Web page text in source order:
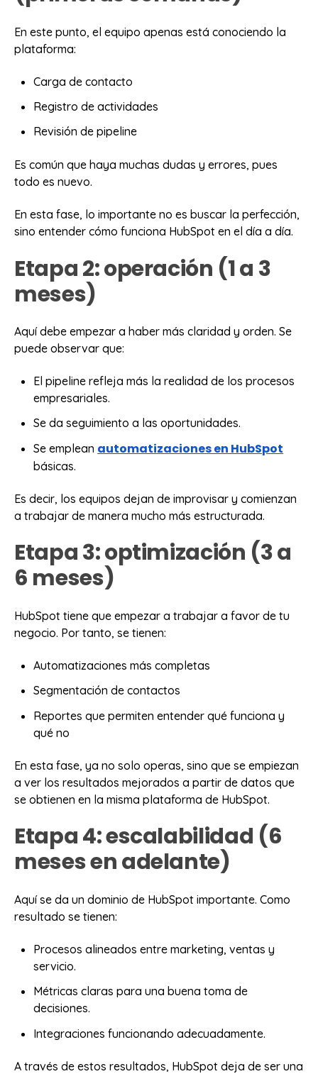
En este punto, el equipo apenas está conociendo la
plataforma:
Carga de contacto
Registro de actividades
Revisión de pipeline
Es común que haya muchas dudas y errores, pues
todo es nuevo.
En esta fase, lo importante no es buscar la perfección,
sino entender cómo funciona HubSpot en el día a día.
Etapa 2: operación (1 a 3
meses)
Aquí debe empezar a haber más claridad y orden. Se
puede observar que:
El pipeline refleja más la realidad de los procesos
empresariales.
Se da seguimiento a las oportunidades.
Se emplean automatizaciones en HubSpot
básicas.
Es decir, los equipos dejan de improvisar y comienzan
a trabajar de manera mucho más estructurada.
Etapa 3: optimización (3 a
6 meses)
HubSpot tiene que empezar a trabajar a favor de tu
negocio. Por tanto, se tienen:
Automatizaciones más completas
Segmentación de contactos
Reportes que permiten entender qué funciona y
qué no
En esta fase, ya no solo operas, sino que se empiezan
a ver los resultados mejorados a partir de datos que
se obtienen en la misma plataforma de HubSpot.
Etapa 4: escalabilidad (6
meses en adelante)
Aquí se da un dominio de HubSpot importante. Como
resultado se tienen:
Procesos alineados entre marketing, ventas y
servicio.
Métricas claras para una buena toma de
decisiones.
Integraciones funcionando adecuadamente.
A través de estos resultados, HubSpot deja de ser una